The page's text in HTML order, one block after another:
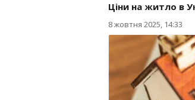
Ціни на житло в
8 жовтня 2025, 14:33